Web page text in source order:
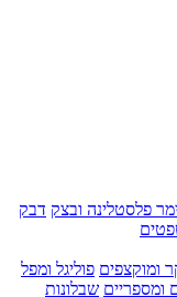
פלסטלינה ובצק דבק
ומוקצפים פוליגל ומפל
ומספריים שבלונות